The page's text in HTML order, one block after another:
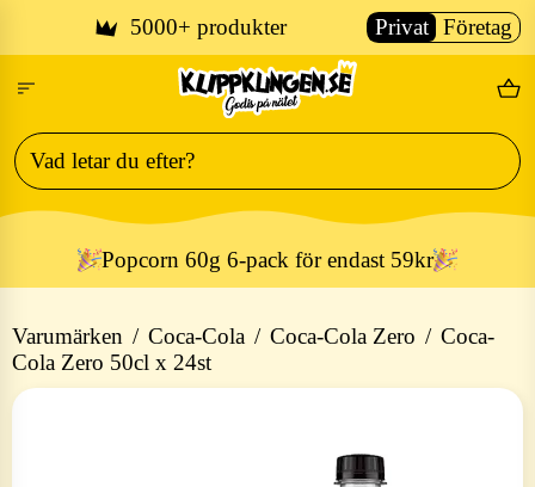
5000+ produkter Fri
Privat Företag
Popcorn 60g 6-pack för endast 59kr
Varumärken / Coca-Cola / Coca-Cola Zero / Coca-
Cola Zero 50cl x 24st